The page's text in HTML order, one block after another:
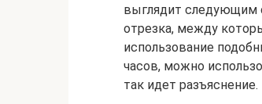
выглядит следующим
отрезка, между
использование
часов, можно
так идет разъяснение.